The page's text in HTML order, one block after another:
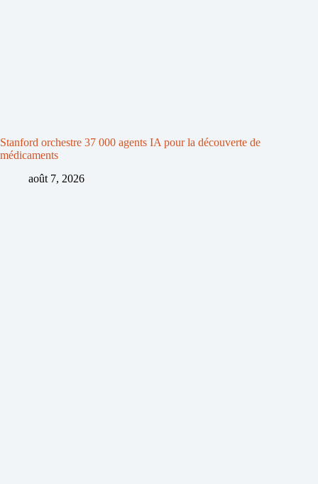
Stanford orchestre 37 000 agents IA pour la découverte de
médicaments
août 7, 2026